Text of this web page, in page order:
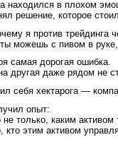
находился в плохом
решение, которое
я против трейдинга
ты можешь с пивом в
самая дорогая ошибка.
другая даже рядом не
себя хектарога —
опыт:
только, каким активом
кто этим активом